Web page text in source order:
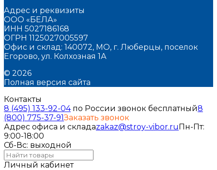
Адрес и реквизиты
ООО «БЕЛА»
ИНН 5027186168
ОГРН 1125027005597
Офис и склад: 140072, МО, г. Люберцы, поселок
Егорово, ул. Колхозная 1А
© 2026
Полная версия сайта
Контакты
8 (495) 133-92-04по России звонок бесплатный8
(800) 775-37-91Заказать звонок
Адрес офиса и складаzakaz@stroy-vibor.ruПн-Пт:
9:00-18:00
Сб-Вс: выходной
Личный кабинет